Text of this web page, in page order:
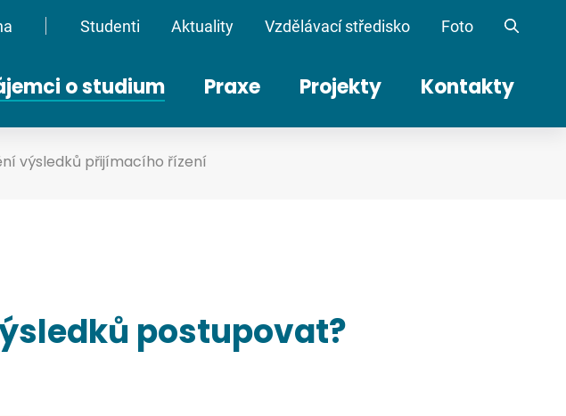
Oddělovač
Studenti Aktuality Vzdělávací středisko Foto
o studium Praxe Projekty Kontakty
výsledků přijímacího řízení
postupovat?